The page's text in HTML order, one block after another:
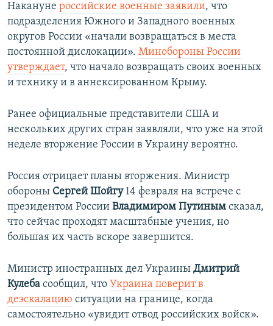
Накануне российские военные заявили, что
подразделения Южного и Западного военных
округов России «начали возвращаться в места
постоянной дислокации». Минобороны России
утверждает, что начало возвращать своих военных
и технику и в аннексированном Крыму.
Ранее официальные представители США и
нескольких других стран заявляли, что уже на этой
неделе вторжение России в Украину вероятно.
Россия отрицает планы вторжения. Министр
обороны Сергей Шойгу14 февраля на встрече с
президентом России Владимиром Путиным сказал,
что сейчас проходят масштабные учения, но
большая их часть вскоре завершится.
Министр иностранных дел Украины Дмитрий
Кулеба сообщил, что Украина поверит в
деэскалацию ситуации на границе, когда
самостоятельно «увидит отвод российских войск».